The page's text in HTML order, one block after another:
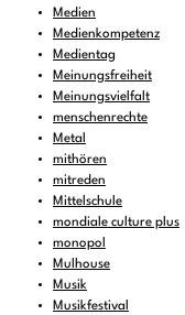
Medien
Medienkompetenz
Medientag
Meinungsfreiheit
Meinungsvielfalt
menschenrechte
Metal
mithören
mitreden
Mittelschule
mondiale culture plus
monopol
Mulhouse
Musik
Musikfestival